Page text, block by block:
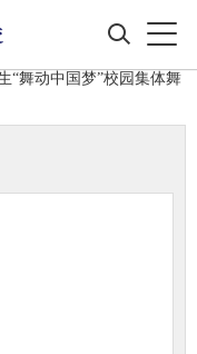
“舞动中国梦”校园集体舞